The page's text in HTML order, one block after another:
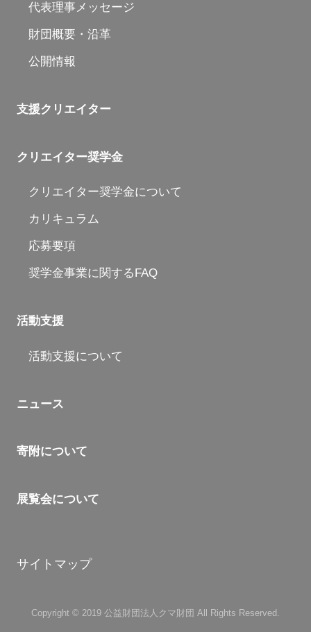
代表理事メッセージ
財団概要・沿革
公開情報
支援クリエイター
クリエイター奨学金
クリエイター奨学金について
カリキュラム
応募要項
奨学金事業に関するFAQ
活動支援
活動支援について
ニュース
寄附について
展覧会について
サイトマップ
Copyright © 2019 公益財団法人クマ財団 All Rights Reserved.